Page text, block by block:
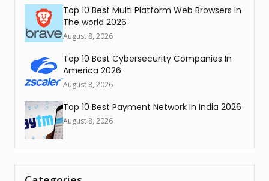
Top 10 Best Multi Platform Web Browsers In
The world 2026
August 8, 2026
Top 10 Best Cybersecurity Companies In
America 2026
August 8, 2026
Top 10 Best Payment Network In India 2026
August 8, 2026